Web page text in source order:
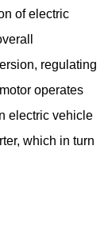
of electric
regulating
operates
electric vehicle
which in turn